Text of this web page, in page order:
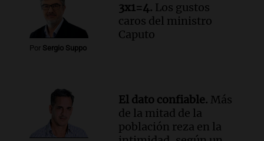
Episodios
Por Sergio Suppo
3x1=4. Los gustos
caros del ministro
Caputo
El dato confiable. Más
de la mitad de la
población reza en la